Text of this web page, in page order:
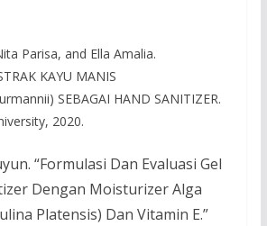
Parisa, and Ella Amalia.
KAYU MANIS
SEBAGAI HAND SANITIZER.
2020.
“Formulasi Dan Evaluasi Gel
Dengan Moisturizer Alga
Platensis) Dan Vitamin E.”